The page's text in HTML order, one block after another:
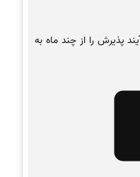
پذیرش را از چند ماه به